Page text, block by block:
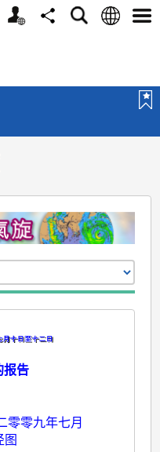
个
分
搜
语
选
报告
零零九年七月
图